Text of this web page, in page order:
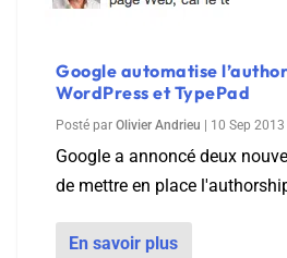
Google automatise
WordPress et TypePad
Posté par Olivier Andrieu 10 Sep 2013
Google a annoncé deux
de mettre en place
En savoir plus